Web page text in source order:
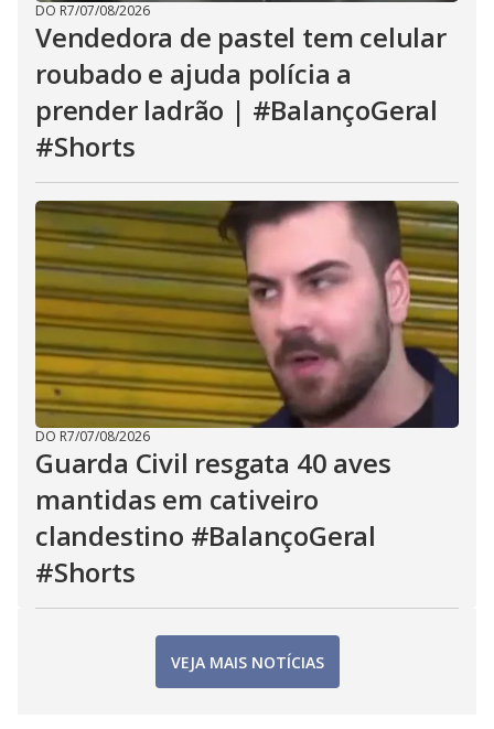
DO R7/07/08/2026
Vendedora de pastel tem celular
roubado e ajuda polícia a
prender ladrão | #BalançoGeral
#Shorts
DO R7/07/08/2026
Guarda Civil resgata 40 aves
mantidas em cativeiro
clandestino #BalançoGeral
#Shorts
VEJA MAIS NOTÍCIAS